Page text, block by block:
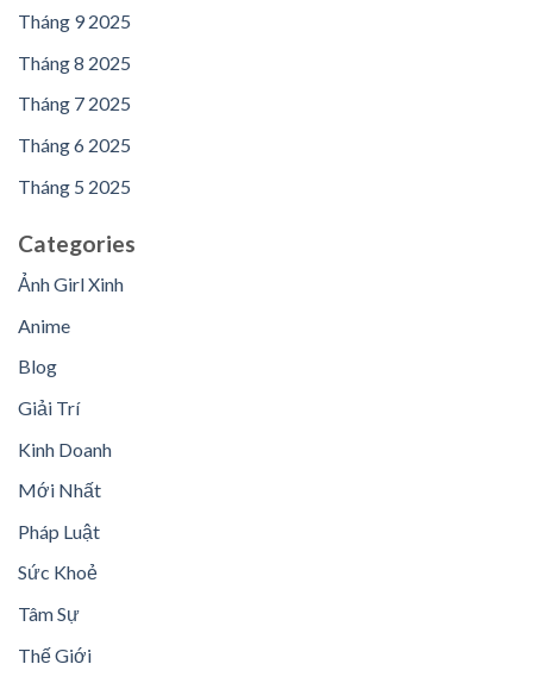
Tháng 9 2025
Tháng 8 2025
Tháng 7 2025
Tháng 6 2025
Tháng 5 2025
Categories
Ảnh Girl Xinh
Anime
Blog
Giải Trí
Kinh Doanh
Mới Nhất
Pháp Luật
Sức Khoẻ
Tâm Sự
Thế Giới